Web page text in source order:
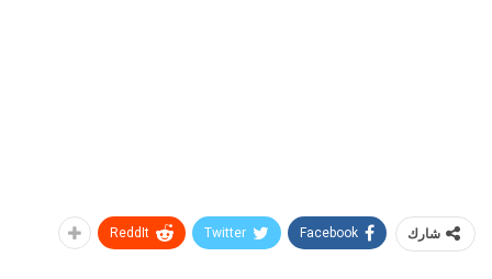
شارك Facebook
Twitter
ReddIt